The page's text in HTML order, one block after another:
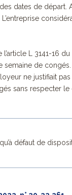
dates de
L 3141-16
semaine de
ne justifiait
sans respecter
défaut de